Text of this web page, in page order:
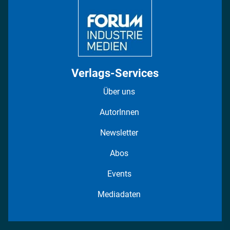
Verlags-Services
Über uns
AutorInnen
Newsletter
Abos
Events
Mediadaten